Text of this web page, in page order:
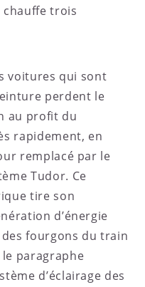
chauffe trois
voitures qui sont
perdent le
au profit du
rapidement, en
remplacé par le
Tudor. Ce
tire son
d’énergie
fourgons du train
paragraphe
d’éclairage des